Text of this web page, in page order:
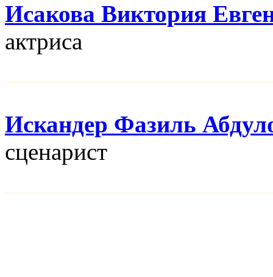
Исакова Виктория
актриса
Искандер Фазиль
сценарист